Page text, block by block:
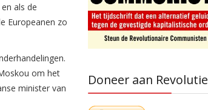
als de
Europeanen zo
om het
minister van
Doneer aan Revolutie